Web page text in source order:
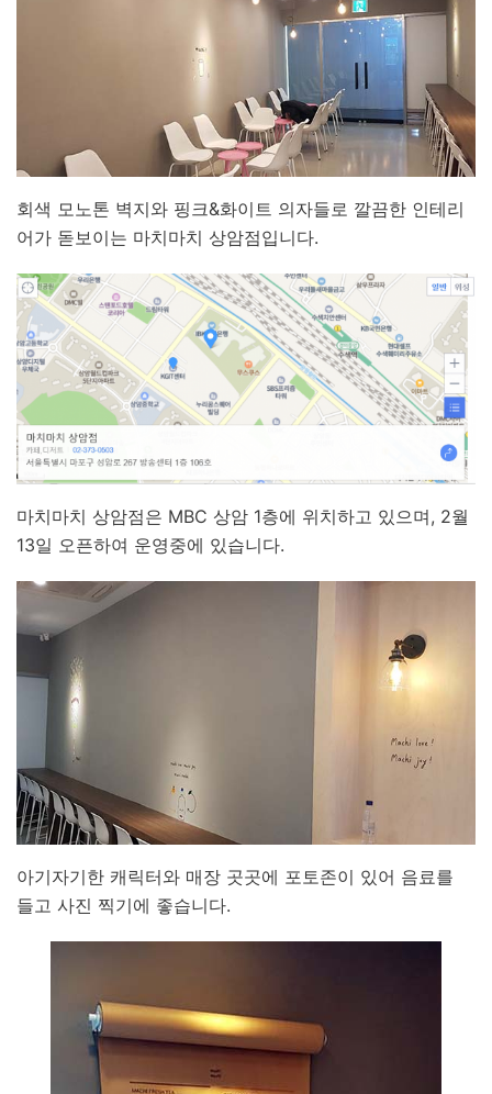
회색 모노톤 벽지와 핑크&화이트 의자들로 깔끔한 인테리
어가 돋보이는 마치마치 상암점입니다.
마치마치 상암점은 MBC 상암 1층에 위치하고 있으며, 2월
13일 오픈하여 운영중에 있습니다.
아기자기한 캐릭터와 매장 곳곳에 포토존이 있어 음료를
들고 사진 찍기에 좋습니다.